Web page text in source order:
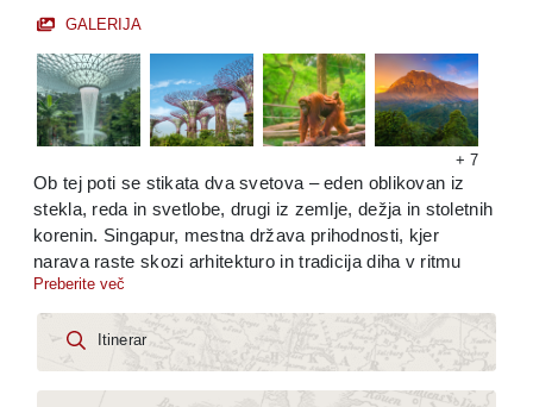
Email
SMS
Kopirano v odložišče!
GALERIJA
+ 7
Ob tej poti se stikata dva svetova – eden oblikovan iz
stekla, reda in svetlobe, drugi iz zemlje, dežja in stoletnih
korenin. Singapur, mestna država prihodnosti, kjer
narava raste skozi arhitekturo in tradicija diha v ritmu
sodobnosti, nas pozdravi z urejeno eleganco, pisanimi
četrtmi in vrtovi, ki presegajo domišljijo. A ko enkrat
preletimo Južno kitajsko morje, se prestavimo v
popolnoma drugačen svet – v notranjost Bornea, kjer ima
džungla še vedno prvo besedo. Med plemenskimi vasmi,
Preberite več
Itinerar